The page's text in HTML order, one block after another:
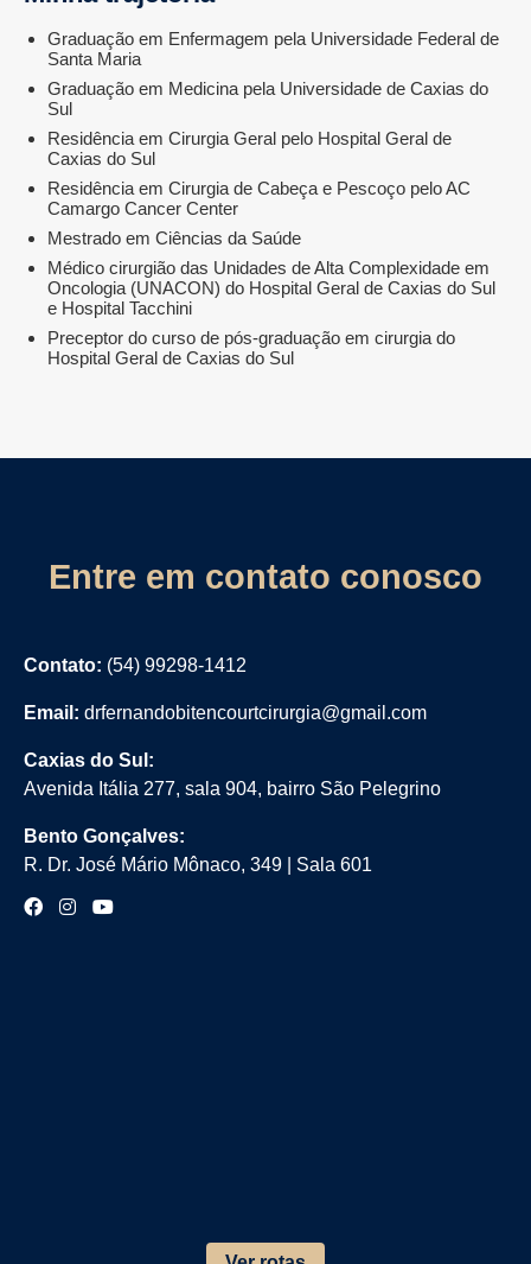
Graduação em Enfermagem pela Universidade Federal de
Santa Maria
Graduação em Medicina pela Universidade de Caxias do
Sul
Residência em Cirurgia Geral pelo Hospital Geral de
Caxias do Sul
Residência em Cirurgia de Cabeça e Pescoço pelo AC
Camargo Cancer Center
Mestrado em Ciências da Saúde
Médico cirurgião das Unidades de Alta Complexidade em
Oncologia (UNACON) do Hospital Geral de Caxias do Sul
e Hospital Tacchini
Preceptor do curso de pós-graduação em cirurgia do
Hospital Geral de Caxias do Sul
Entre em contato conosco
Contato: (54) 99298-1412
Email: drfernandobitencourtcirurgia@gmail.com
Caxias do Sul:
Avenida Itália 277, sala 904, bairro São Pelegrino
Bento Gonçalves:
R. Dr. José Mário Mônaco, 349 | Sala 601